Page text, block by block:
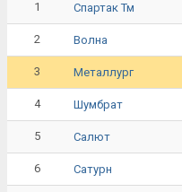
1 Спартак Тм
2 Волна
3 Металлург
4 Шумбрат
5 Салют
6 Сатурн